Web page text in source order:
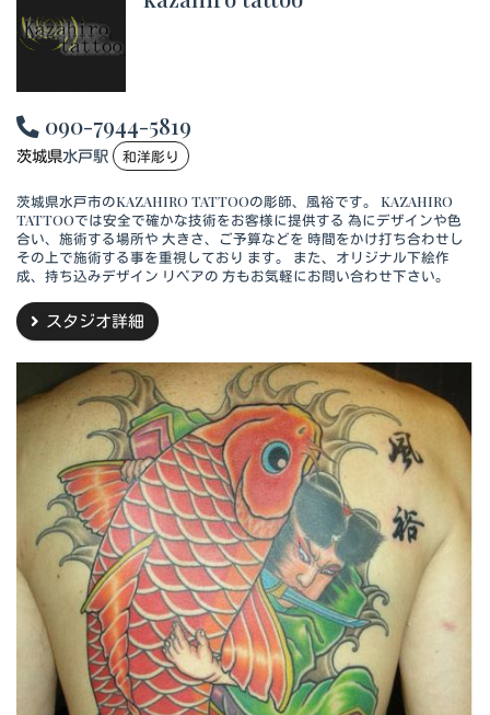
090-7944-5819
茨城県水戸駅 和洋彫り
茨城県水戸市のKAZAHIRO TATTOOの彫師、風裕です。 KAZAHIRO
TATTOOでは安全で確かな技術をお客様に提供する 為にデザインや色
合い、施術する場所や 大きさ、ご予算などを 時間をかけ打ち合わせし
その上で施術する事を重視しており ます。 また、オリジナル下絵作
成、持ち込みデザイン リペアの 方もお気軽にお問い合わせ下さい。
スタジオ詳細